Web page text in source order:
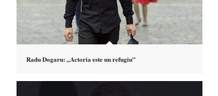
Radu Dogaru: „Actoria este un refugiu”